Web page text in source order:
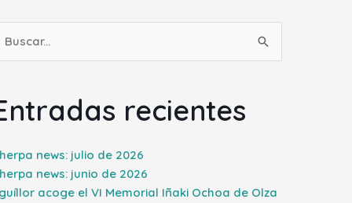
recientes
news: julio de 2026
news: junio de 2026
acoge el VI Memorial Iñaki Ochoa de Olza